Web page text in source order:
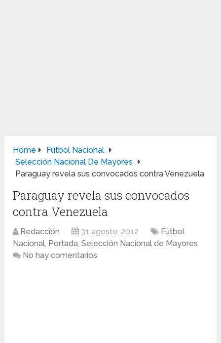
Home
Fútbol Nacional
Selección Nacional De Mayores
Paraguay revela sus convocados contra Venezuela
Paraguay revela sus convocados
contra Venezuela
Redacción 31 agosto, 2012
Fútbol
Nacional, Portada,Selección Nacional de Mayores
No hay comentarios